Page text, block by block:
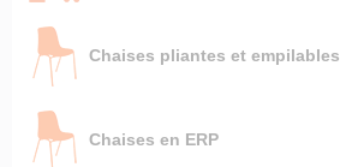
Chaises pliantes et empilables
Chaises en ERP